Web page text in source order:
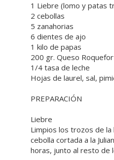
1 Liebre (lomo y patas
2 cebollas
5 zanahorias
6 dientes de ajo
1 kilo de papas
200 gr. Queso
1/4 tasa de leche
Hojas de laurel, sal,
PREPARACIÓN
Liebre
Limpios los trozos de
cebolla cortada a la
horas, junto al resto de